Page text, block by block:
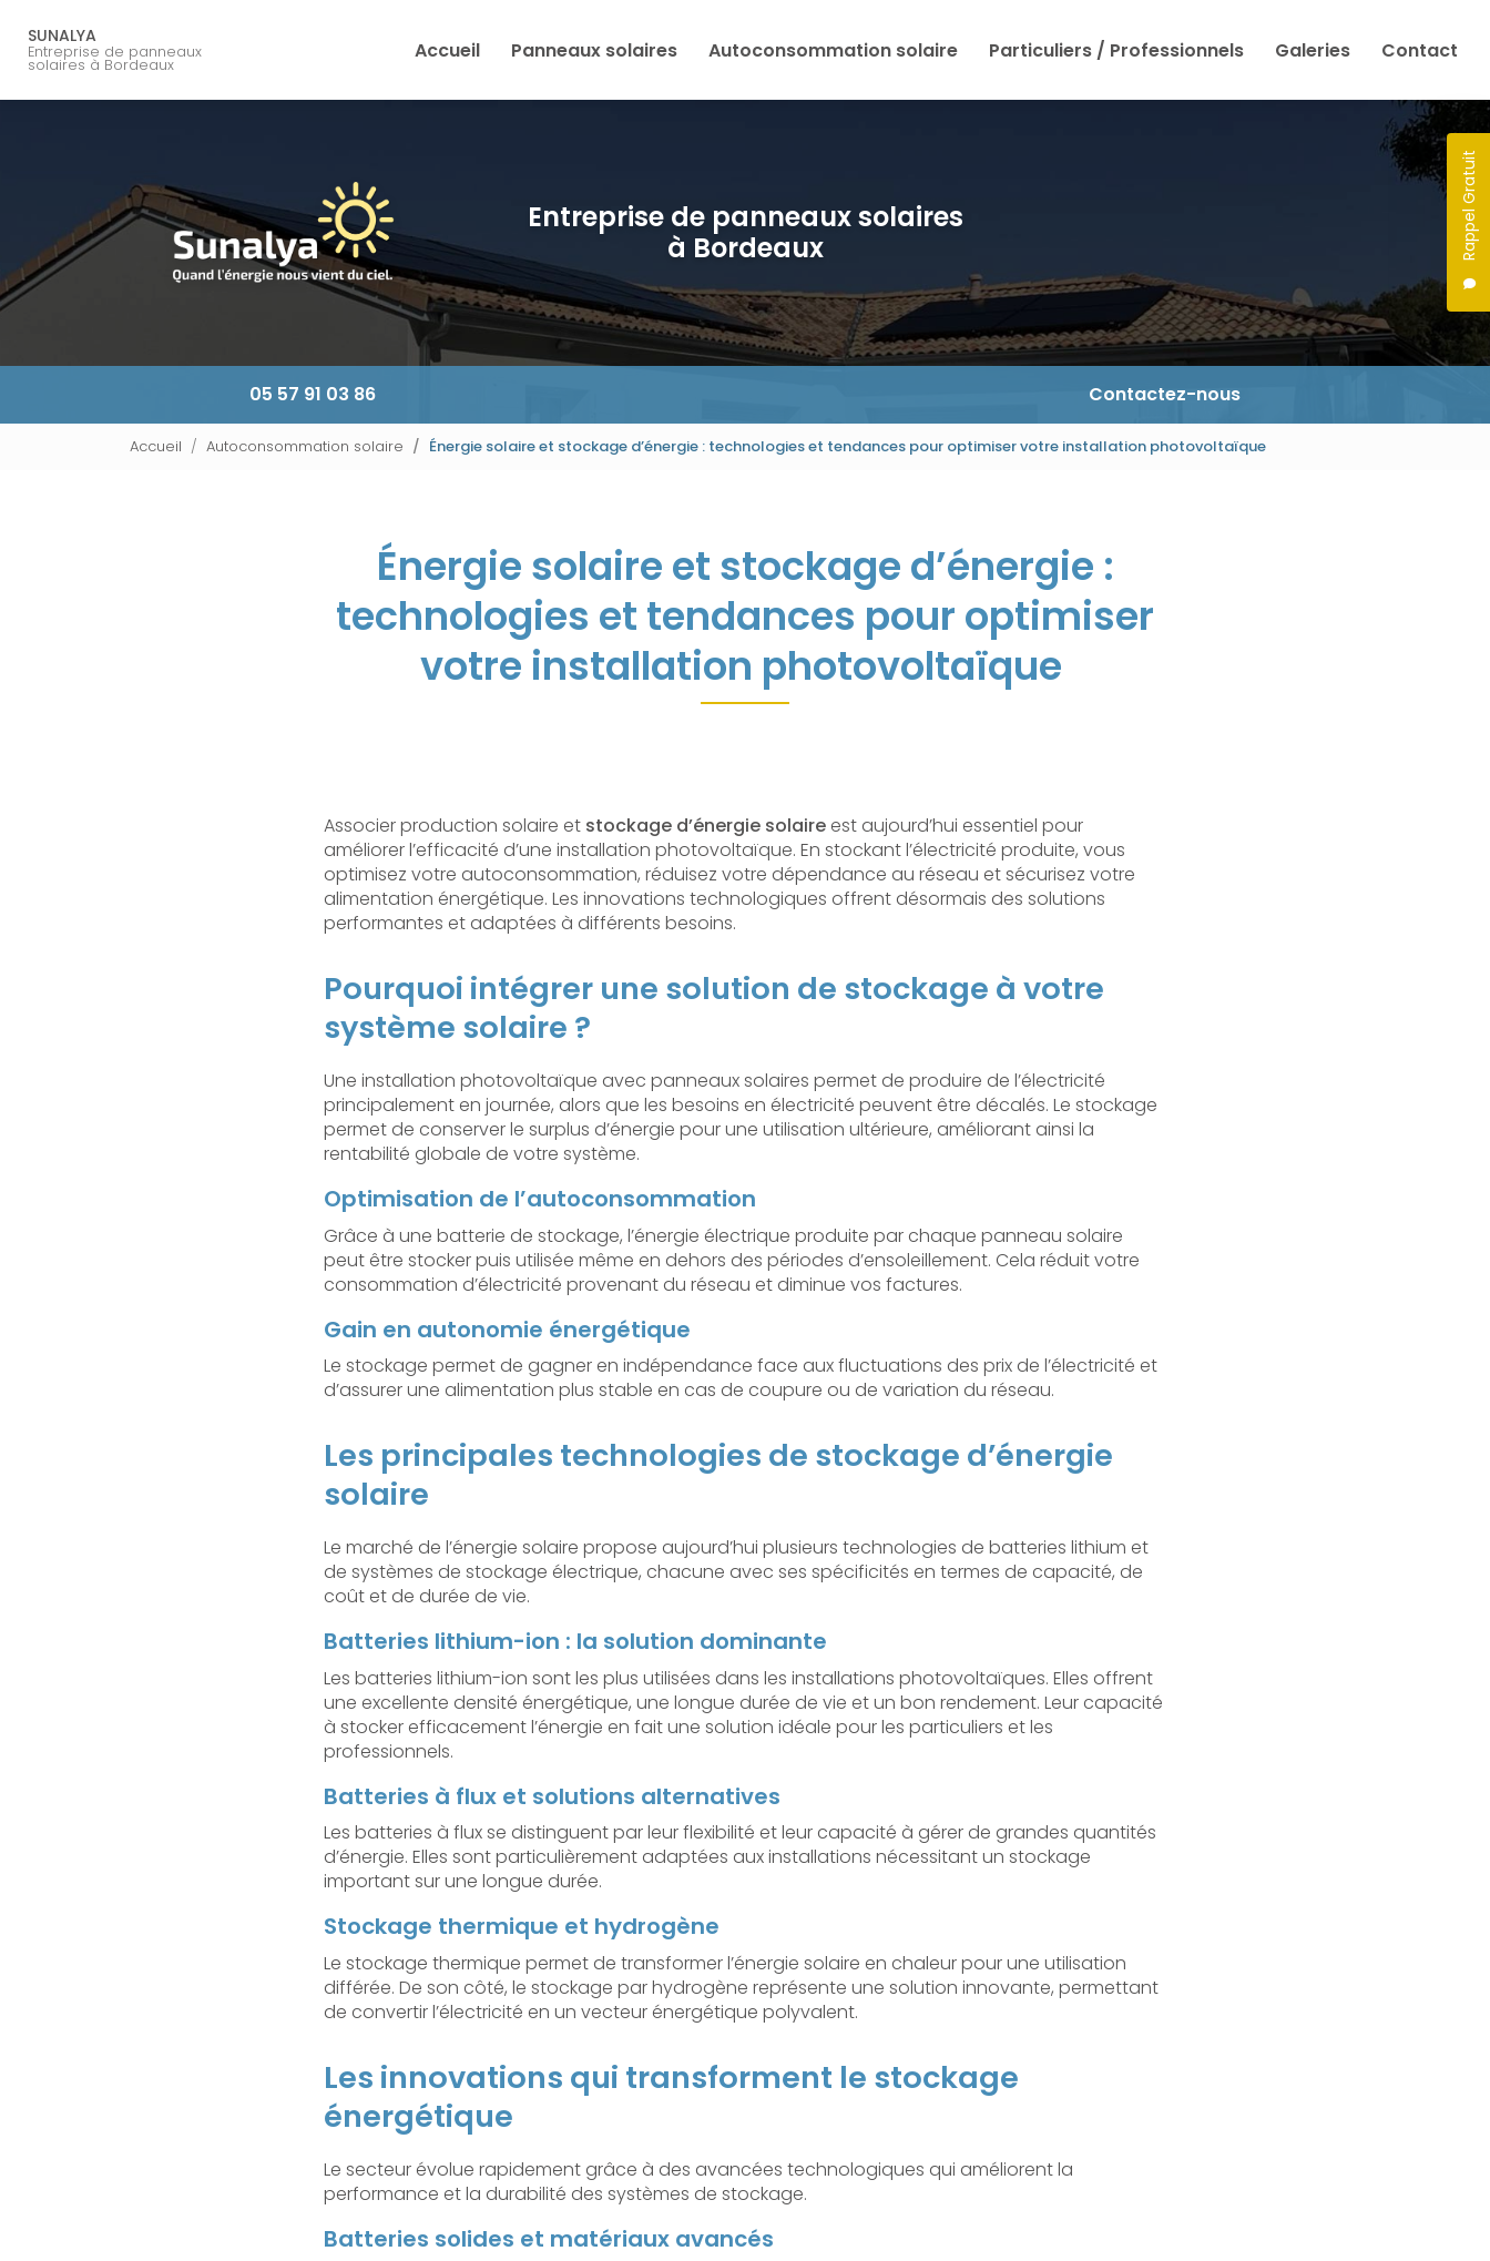
contenu
SUNALYA
Entreprise de panneaux
solaires à Bordeaux
Rappel Gratuit
Accueil
Panneaux solaires Autoconsommation solaire Particuliers / Professionnels Galeries Contact
Entreprise de panneaux solaires
à Bordeaux
05 57 91 03 86 Contactez-nous
Accueil Autoconsommation solaire Énergie solaire et stockage d’énergie : technologies et tendances pour optimiser votre installation photovoltaïque
Énergie solaire et stockage d’énergie :
technologies et tendances pour optimiser
votre installation photovoltaïque
Associer production solaire et stockage d’énergie solaire est aujourd’hui essentiel pour
améliorer l’efficacité d’une installation photovoltaïque. En stockant l’électricité produite, vous
optimisez votre autoconsommation, réduisez votre dépendance au réseau et sécurisez votre
alimentation énergétique. Les innovations technologiques offrent désormais des solutions
performantes et adaptées à différents besoins.
Pourquoi intégrer une solution de stockage à votre
système solaire ?
Une installation photovoltaïque avec panneaux solaires permet de produire de l’électricité
principalement en journée, alors que les besoins en électricité peuvent être décalés. Le stockage
permet de conserver le surplus d’énergie pour une utilisation ultérieure, améliorant ainsi la
rentabilité globale de votre système.
Optimisation de l’autoconsommation
Grâce à une batterie de stockage, l’énergie électrique produite par chaque panneau solaire
peut être stocker puis utilisée même en dehors des périodes d’ensoleillement. Cela réduit votre
consommation d’électricité provenant du réseau et diminue vos factures.
Gain en autonomie énergétique
Le stockage permet de gagner en indépendance face aux fluctuations des prix de l’électricité et
d’assurer une alimentation plus stable en cas de coupure ou de variation du réseau.
Les principales technologies de stockage d’énergie
solaire
Le marché de l’énergie solaire propose aujourd’hui plusieurs technologies de batteries lithium et
de systèmes de stockage électrique, chacune avec ses spécificités en termes de capacité, de
coût et de durée de vie.
Batteries lithium-ion : la solution dominante
Les batteries lithium-ion sont les plus utilisées dans les installations photovoltaïques. Elles offrent
une excellente densité énergétique, une longue durée de vie et un bon rendement. Leur capacité
à stocker efficacement l’énergie en fait une solution idéale pour les particuliers et les
professionnels.
Batteries à flux et solutions alternatives
Les batteries à flux se distinguent par leur flexibilité et leur capacité à gérer de grandes quantités
d’énergie. Elles sont particulièrement adaptées aux installations nécessitant un stockage
important sur une longue durée.
Stockage thermique et hydrogène
Le stockage thermique permet de transformer l’énergie solaire en chaleur pour une utilisation
différée. De son côté, le stockage par hydrogène représente une solution innovante, permettant
de convertir l’électricité en un vecteur énergétique polyvalent.
Les innovations qui transforment le stockage
énergétique
Le secteur évolue rapidement grâce à des avancées technologiques qui améliorent la
performance et la durabilité des systèmes de stockage.
Batteries solides et matériaux avancés